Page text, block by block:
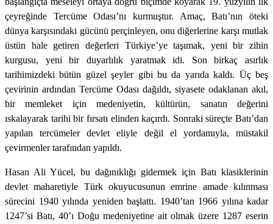
çeyreğinde Tercüme Odası’nı kurmuştur. Amaç, Batı’nın öteki
dünya karşısındaki gücünü perçinleyen, onu diğerlerine karşı mutlak
üstün hale getiren değerleri Türkiye’ye taşımak, yeni bir zihin
kurgusu, yeni bir duyarlılık yaratmak idi. Son birkaç asırlık
tarihimizdeki bütün güzel şeyler gibi bu da yarıda kaldı. Üç beş
çevirinin ardından Tercüme Odası dağıldı, siyasete odaklanan akıl,
bir memleket için medeniyetin, kültürün, sanatın değerini
ıskalayarak tarihi bir fırsatı elinden kaçırdı. Sonraki süreçte Batı’dan
yapılan tercümeler devlet eliyle değil el yordamıyla, müstakil
çevirmenler tarafından yapıldı.
Hasan Ali Yücel, bu dağınıklığı gidermek için Batı klasiklerinin
devlet maharetiyle Türk okuyucusunun emrine amade kılınması
sürecini 1940 yılında yeniden başlattı. 1940’tan 1966 yılına kadar
1247’si Batı, 40’ı Doğu medeniyetine ait olmak üzere 1287 eserin